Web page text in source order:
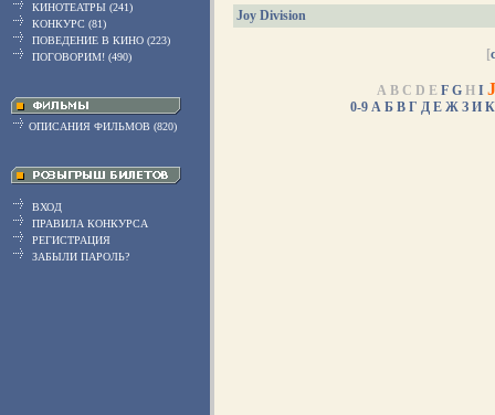
КИНОТЕАТРЫ (241)
КОНКУРС (81)
ПОВЕДЕНИЕ В КИНО (223)
ПОГОВОРИМ! (490)
ОПИСАНИЯ ФИЛЬМОВ (820)
ВХОД
ПРАВИЛА КОНКУРСА
РЕГИСТРАЦИЯ
ЗАБЫЛИ ПАРОЛЬ?
Joy Division
[
A B C D E F G H I J
0-9 А Б В Г Д Е Ж З И К